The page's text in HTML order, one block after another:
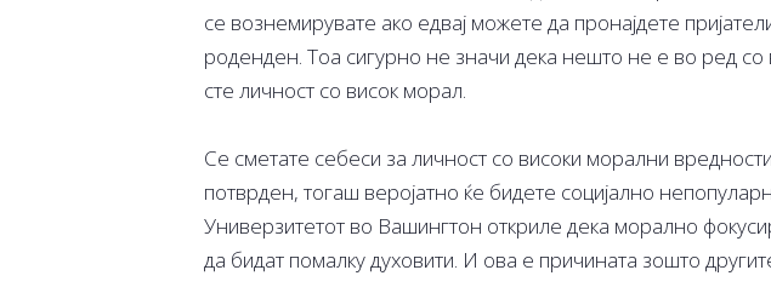
се вознемирувате ако едвај можете да пронајдете
роденден. Тоа сигурно не значи дека нешто не е во ред со
сте личност со висок морал.
Се сметате себеси за личност со високи морални
потврден, тогаш веројатно ќе бидете социјално
Универзитетот во Вашингтон откриле дека морално
да бидат помалку духовити. И ова е причината зошто